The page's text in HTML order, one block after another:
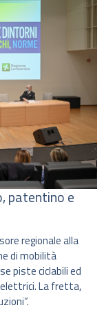
patentino e
regionale alla
di mobilità
piste ciclabili ed
La fretta,